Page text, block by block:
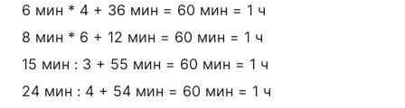
6 мин * 4 + 36 мин = 60 мин = 1 ч
8 мин * 6 + 12 мин = 60 мин = 1 ч
15 мин : 3 + 55 мин = 60 мин = 1 ч
24 мин : 4 + 54 мин = 60 мин = 1 ч